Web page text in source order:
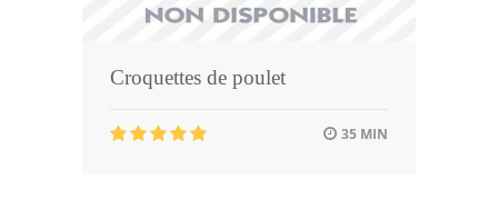
Croquettes de poulet
35 MIN